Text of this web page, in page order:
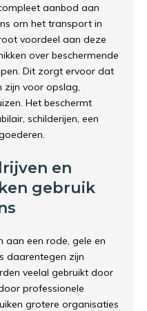
aanbod aan
om het transport in
voordeel aan deze
over beschermende
Dit zorgt ervoor dat
zijn voor opslag,
Het beschermt
schilderijen, een
en
gebruik
aan een rode, gele en
daarentegen zijn
veelal gebruikt door
professionele
grotere organisaties